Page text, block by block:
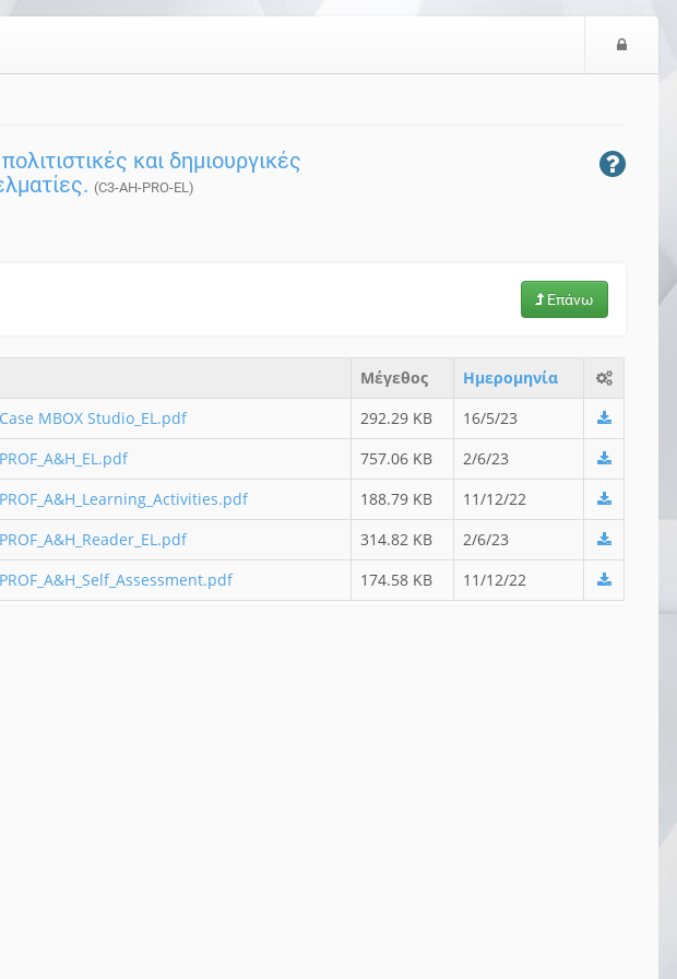
και δημιουργικές
(C3-AH-PRO-EL)
Επάνω
Μέγεθος
Ημερομηνία
MBOX Studio_EL.pdf
292.29 KB
16/5/23
757.06 KB
2/6/23
188.79 KB
11/12/22
314.82 KB
2/6/23
174.58 KB 11/12/22